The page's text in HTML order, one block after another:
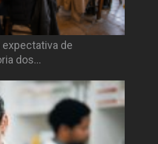
de
dos…